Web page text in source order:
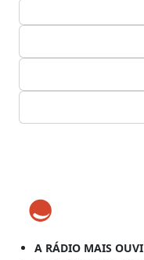
A RÁDIO MAIS